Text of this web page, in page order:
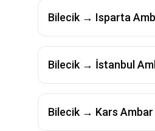
Bilecik → Isparta
Bilecik → İstanbul
Bilecik → Kars